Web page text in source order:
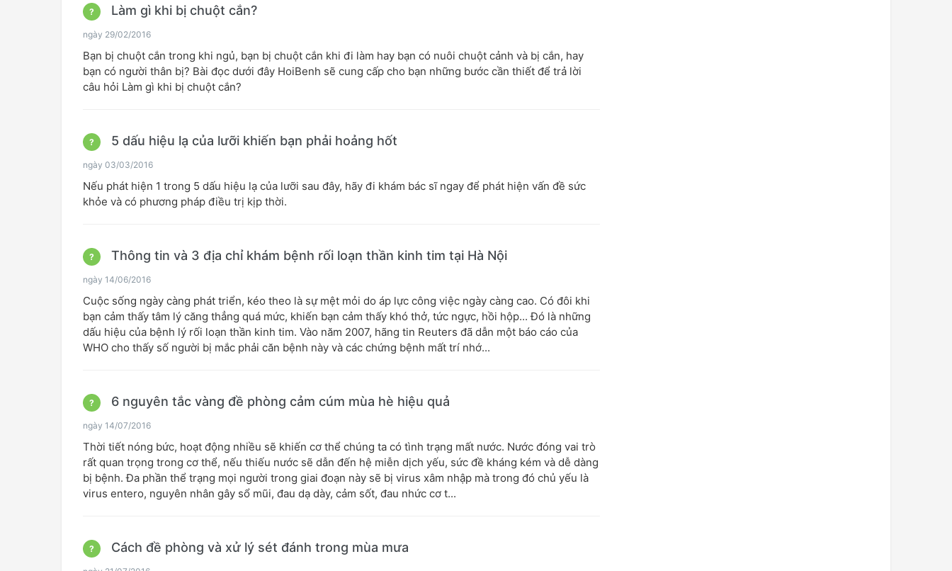
? Làm gì khi bị chuột cắn?
ngày 29/02/2016
Bạn bị chuột cắn trong khi ngủ, bạn bị chuột cắn khi đi làm hay bạn có nuôi chuột cảnh và bị cắn, hay
bạn có người thân bị? Bài đọc dưới đây HoiBenh sẽ cung cấp cho bạn những bước cần thiết để trả lời
câu hỏi Làm gì khi bị chuột cắn?
? 5 dấu hiệu lạ của lưỡi khiến bạn phải hoảng hốt
ngày 03/03/2016
Nếu phát hiện 1 trong 5 dấu hiệu lạ của lưỡi sau đây, hãy đi khám bác sĩ ngay để phát hiện vấn đề sức
khỏe và có phương pháp điều trị kịp thời.
? Thông tin và 3 địa chỉ khám bệnh rối loạn thần kinh tim tại Hà Nội
ngày 14/06/2016
Cuộc sống ngày càng phát triển, kéo theo là sự mệt mỏi do áp lực công việc ngày càng cao. Có đôi khi
bạn cảm thấy tâm lý căng thẳng quá mức, khiến bạn cảm thấy khó thở, tức ngực, hồi hộp... Đó là những
dấu hiệu của bệnh lý rối loạn thần kinh tim. Vào năm 2007, hãng tin Reuters đã dẫn một báo cáo của
WHO cho thấy số người bị mắc phải căn bệnh này và các chứng bệnh mất trí nhớ...
? 6 nguyên tắc vàng đề phòng cảm cúm mùa hè hiệu quả
ngày 14/07/2016
Thời tiết nóng bức, hoạt động nhiều sẽ khiến cơ thể chúng ta có tình trạng mất nước. Nước đóng vai trò
rất quan trọng trong cơ thể, nếu thiếu nước sẽ dẫn đến hệ miễn dịch yếu, sức đề kháng kém và dễ dàng
bị bệnh. Đa phần thể trạng mọi người trong giai đoạn này sẽ bị virus xâm nhập mà trong đó chủ yếu là
virus entero, nguyên nhân gây sổ mũi, đau dạ dày, cảm sốt, đau nhức cơ t...
? Cách đề phòng và xử lý sét đánh trong mùa mưa